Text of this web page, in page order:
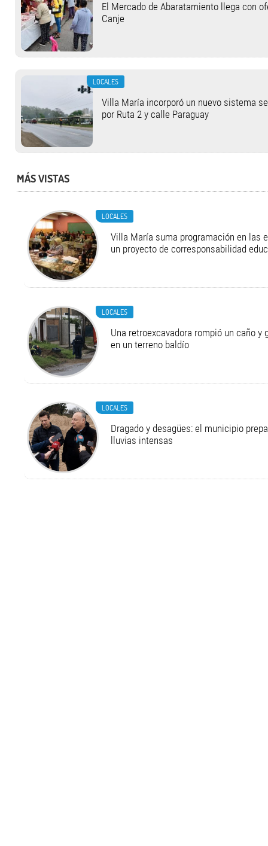
El Mercado de Abaratamiento llega con
Canje
LOCALES
Villa María incorporó un nuevo sistema
por Ruta 2 y calle Paraguay
MÁS VISTAS
LOCALES
Villa María suma programación en las
un proyecto de corresponsabilidad
LOCALES
Una retroexcavadora rompió un caño y
en un terreno baldío
LOCALES
Dragado y desagües: el municipio
lluvias intensas